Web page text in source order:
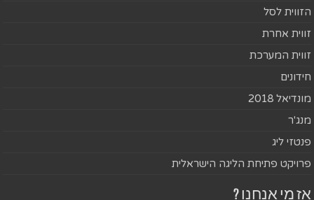
הזווית לסל
זווית אחרת
זווית המערכת
חידונים
מונדיאל 2018
מנג'ר
פנטזי ליג
פרויקט פתיחת הליגה הישראלית
אז מי אנחנו ?